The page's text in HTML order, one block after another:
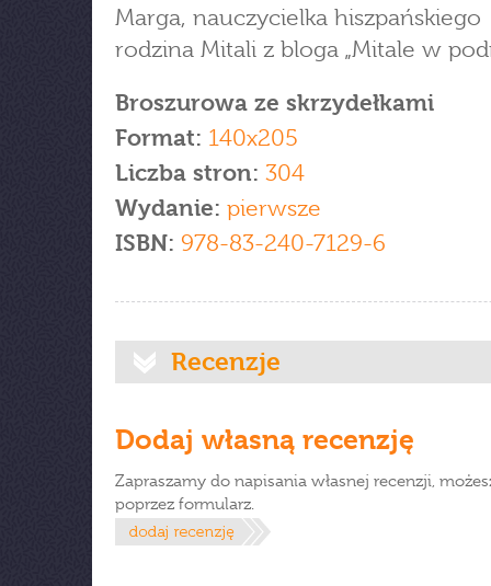
Marga, nauczycielka hiszpańskiego
rodzina Mitali z bloga „Mitale w
Broszurowa ze skrzydełkami
Format: 140x205
Liczba stron: 304
Wydanie: pierwsze
ISBN: 978-83-240-7129-6
Recenzje
Dodaj własną recenzję
Zapraszamy do napisania własnej recenzji,
poprzez formularz.